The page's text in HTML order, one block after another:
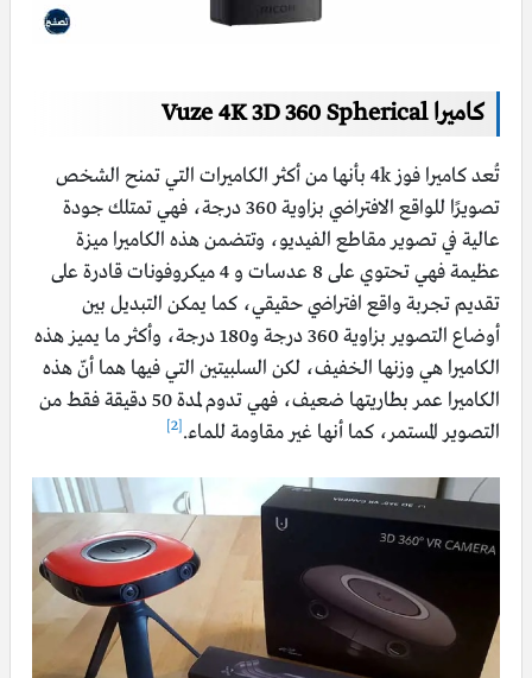
كاميرا Vuze 4K 3D 360 Spherical
تُعد كاميرا فوز 4k بأنها من أكثر الكاميرات التي تمنح الشخص
تصويرًا للواقع الافتراضي بزاوية 360 درجة، فهي تمتلك جودة
عالية في تصوير مقاطع الفيديو، وتتضمن هذه الكاميرا ميزة
عظيمة فهي تحتوي على 8 عدسات و 4 ميكروفونات قادرة على
تقديم تجربة واقع افتراضي حقيقي، كما يمكن التبديل بين
أوضاع التصوير بزاوية 360 درجة و180 درجة، وأكثر ما يميز هذه
الكاميرا هي وزنها الخفيف، لكن السلبيتين التي فيها هما أنّ هذه
الكاميرا عمر بطاريتها ضعيف، فهي تدوم لمدة 50 دقيقة فقط من
التصوير المستمر، كما أنها غير مقاومة للماء.[2]